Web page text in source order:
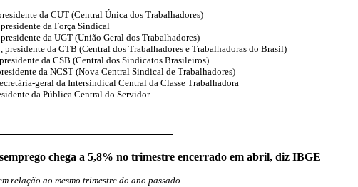
da CUT (Central Única dos Trabalhadores)
da Força Sindical
da UGT (União Geral dos Trabalhadores)
presidente da CTB (Central dos Trabalhadores e Trabalhadoras do Brasil)
da CSB (Central dos Sindicatos Brasileiros)
da NCST (Nova Central Sindical de Trabalhadores)
geral da Intersindical Central da Classe Trabalhadora
da Pública Central do Servidor
chega a 5,8% no trimestre encerrado em abril, diz IBGE
relação ao mesmo trimestre do ano passado